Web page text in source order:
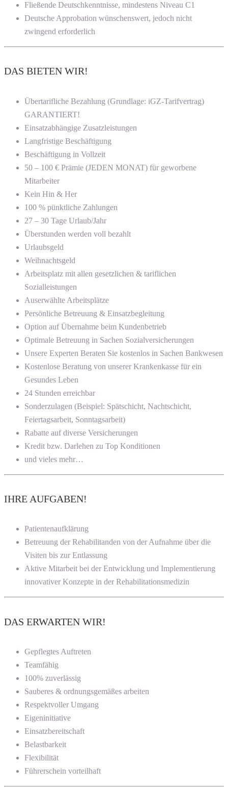
Fließende Deutschkenntnisse, mindestens Niveau C1
Deutsche Approbation wünschenswert, jedoch nicht
zwingend erforderlich
DAS BIETEN WIR!
Übertarifliche Bezahlung (Grundlage: iGZ-Tarifvertrag)
GARANTIERT!
Einsatzabhängige Zusatzleistungen
Langfristige Beschäftigung
Beschäftigung in Vollzeit
50 – 100 € Prämie (JEDEN MONAT) für geworbene
Mitarbeiter
Kein Hin & Her
100 % pünktliche Zahlungen
27 – 30 Tage Urlaub/Jahr
Überstunden werden voll bezahlt
Urlaubsgeld
Weihnachtsgeld
Arbeitsplatz mit allen gesetzlichen & tariflichen
Sozialleistungen
Auserwählte Arbeitsplätze
Persönliche Betreuung & Einsatzbegleitung
Option auf Übernahme beim Kundenbetrieb
Optimale Betreuung in Sachen Sozialversicherungen
Unsere Experten Beraten Sie kostenlos in Sachen Bankwesen
Kostenlose Beratung von unserer Krankenkasse für ein
Gesundes Leben
24 Stunden erreichbar
Sonderzulagen (Beispiel: Spätschicht, Nachtschicht,
Feiertagsarbeit, Sonntagsarbeit)
Rabatte auf diverse Versicherungen
Kredit bzw. Darlehen zu Top Konditionen
und vieles mehr…
IHRE AUFGABEN!
Patientenaufklärung
Betreuung der Rehabilitanden von der Aufnahme über die
Visiten bis zur Entlassung
Aktive Mitarbeit bei der Entwicklung und Implementierung
innovativer Konzepte in der Rehabilitationsmedizin
DAS ERWARTEN WIR!
Gepflegtes Auftreten
Teamfähig
100% zuverlässig
Sauberes & ordnungsgemäßes arbeiten
Respektvoller Umgang
Eigeninitiative
Einsatzbereitschaft
Belastbarkeit
Flexibilität
Führerschein vorteilhaft